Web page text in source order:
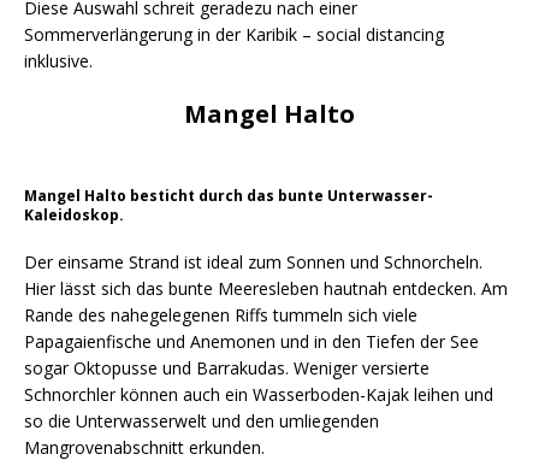
Diese Auswahl schreit geradezu nach einer
Sommerverlängerung in der Karibik – social distancing
inklusive.
Mangel Halto
Mangel Halto besticht durch das bunte Unterwasser-
Kaleidoskop.
Der einsame Strand ist ideal zum Sonnen und Schnorcheln.
Hier lässt sich das bunte Meeresleben hautnah entdecken. Am
Rande des nahegelegenen Riffs tummeln sich viele
Papagaienfische und Anemonen und in den Tiefen der See
sogar Oktopusse und Barrakudas. Weniger versierte
Schnorchler können auch ein Wasserboden-Kajak leihen und
so die Unterwasserwelt und den umliegenden
Mangrovenabschnitt erkunden.